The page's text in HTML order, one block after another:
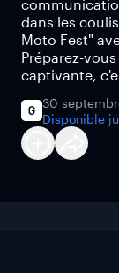
dans les
Moto Fest"
Préparez-
captivante,
30
Disponible